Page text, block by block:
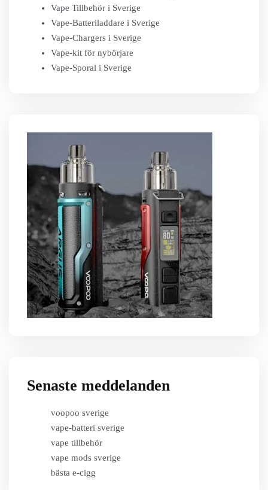
Vape Tillbehör i Sverige
Vape-Batteriladdare i Sverige
Vape-Chargers i Sverige
Vape-kit för nybörjare
Vape-Sporal i Sverige
Senaste meddelanden
voopoo sverige
vape-batteri sverige
vape tillbehör
vape mods sverige
bästa e-cigg